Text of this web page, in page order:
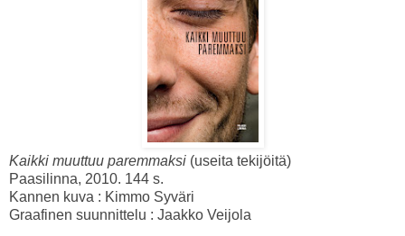
Kaikki muuttuu paremmaksi (useita tekijöitä)
Paasilinna, 2010. 144 s.
Kannen kuva : Kimmo Syväri
Graafinen suunnittelu : Jaakko Veijola